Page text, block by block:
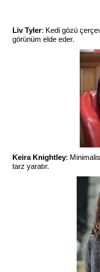
Liv Tyler: Kedi gözü
görünüm elde eder.
Keira Knightley:
tarz yaratır.